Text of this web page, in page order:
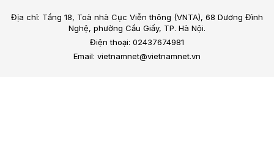
Địa chỉ: Tầng 18, Toà nhà Cục Viễn thông (VNTA), 68 Dương Đình
Nghệ, phường Cầu Giấy, TP. Hà Nội.
Điện thoại: 02437674981
Email: vietnamnet@vietnamnet.vn